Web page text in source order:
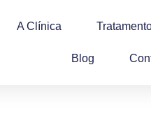
A Clínica
Blog